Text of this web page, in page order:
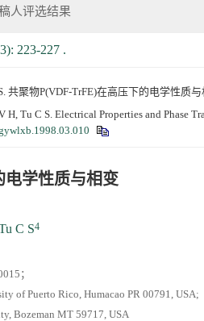
人评选结果
技术培训班通知
双月刊变更为月刊
究专刊征稿启事
启事
人和优秀论文评选结果
一轮通知
223-227 .
共聚物P(VDF-TrFE)在高压下的电学性质
Tu C S. Electrical Properties and Phase
电学性质与相变
C S4
；
of Puerto Rico, Humacao PR 00791, USA;
Bozeman MT 59717, USA